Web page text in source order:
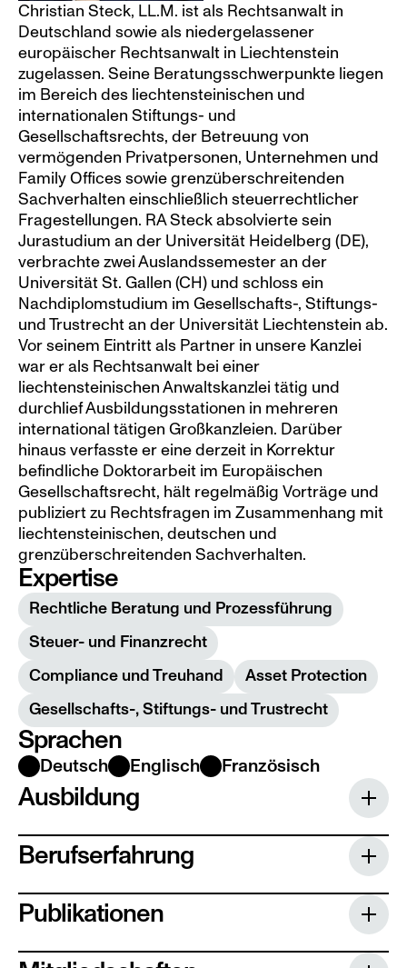
Christian Steck, LL.M. ist als Rechtsanwalt in
Deutschland sowie als niedergelassener
europäischer Rechtsanwalt in Liechtenstein
zugelassen. Seine Beratungsschwerpunkte liegen
im Bereich des liechtensteinischen und
internationalen Stiftungs- und
Gesellschaftsrechts, der Betreuung von
vermögenden Privatpersonen, Unternehmen und
Family Offices sowie grenzüberschreitenden
Sachverhalten einschließlich steuerrechtlicher
Fragestellungen. RA Steck absolvierte sein
Jurastudium an der Universität Heidelberg (DE),
verbrachte zwei Auslandssemester an der
Universität St. Gallen (CH) und schloss ein
Nachdiplomstudium im Gesellschafts-, Stiftungs-
und Trustrecht an der Universität Liechtenstein ab.
Vor seinem Eintritt als Partner in unsere Kanzlei
war er als Rechtsanwalt bei einer
liechtensteinischen Anwaltskanzlei tätig und
durchlief Ausbildungsstationen in mehreren
international tätigen Großkanzleien. Darüber
hinaus verfasste er eine derzeit in Korrektur
befindliche Doktorarbeit im Europäischen
Gesellschaftsrecht, hält regelmäßig Vorträge und
publiziert zu Rechtsfragen im Zusammenhang mit
liechtensteinischen, deutschen und
grenzüberschreitenden Sachverhalten.
Expertise
Rechtliche Beratung und Prozessführung
Steuer- und Finanzrecht
Compliance und Treuhand Asset Protection
Gesellschafts-, Stiftungs- und Trustrecht
Sprachen
Deutsch Englisch Französisch
Ausbildung
„Droit Canonique" der Domuni Universitas,
Toulouse (FR), seit 2025
Absolvierung des Zertifikatsstudiengangs
„Droit Canonique" der Domuni Universitas,
Postgraduierter Masterstudiengang
Berufserfahrung
liechtensteinischen Anwaltskanzlei, 2019–
2024
Rechtsreferendar im Bezirk des
Publikationen